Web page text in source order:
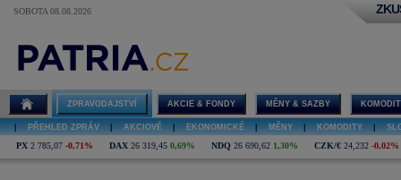
SOBOTA 08.08.2026
ZPRAVODAJSTVÍ AKCIE & FONDY MĚNY & SAZBY
PŘEHLED ZPRÁV AKCIOVÉ EKONOMICKÉ MĚNY KOMODITY
PX 2 785,07 -0,71% DAX 26 319,45 0,69% NDQ 26 690,62 1,30% CZK/€ 24,232 -0,02%